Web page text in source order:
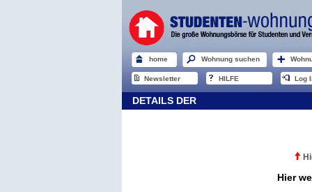
home Wohnung suchen
Newsletter HILFE Log
DETAILS DER
Hier